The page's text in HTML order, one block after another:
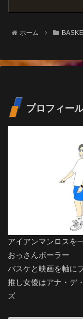
ホーム
プロフィー
アイアンマンロスを
おっさんボーラー
バスケと映画を軸に
推し女優はアナ・デ
ズ